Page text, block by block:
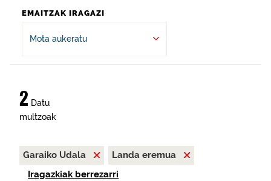
EMAITZAK IRAGAZI
Mota aukeratu
2 Datu
multzoak
Garaiko Udala
Landa eremua
Iragazkiak berrezarri